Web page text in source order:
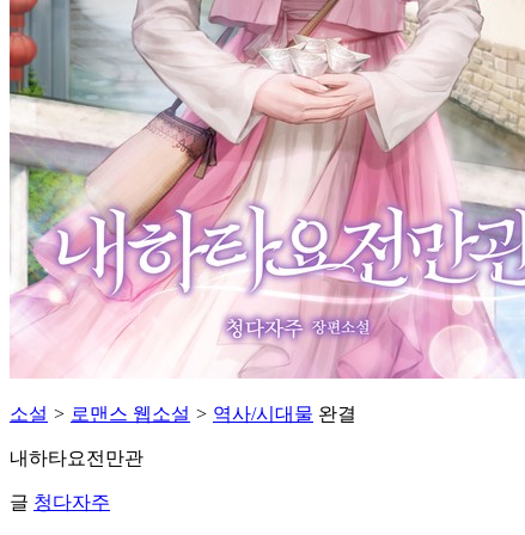
소설 > 로맨스 웹소설 > 역사/시대물 완결
내하타요전만관
글 청다자주